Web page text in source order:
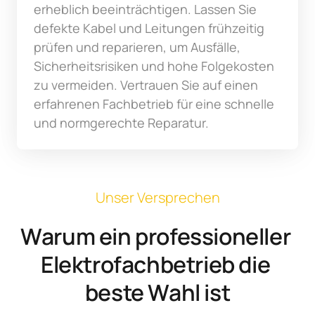
erheblich beeinträchtigen. Lassen Sie
defekte Kabel und Leitungen frühzeitig
prüfen und reparieren, um Ausfälle,
Sicherheitsrisiken und hohe Folgekosten
zu vermeiden. Vertrauen Sie auf einen
erfahrenen Fachbetrieb für eine schnelle
und normgerechte Reparatur.
Unser Versprechen
Warum ein professioneller
Elektrofachbetrieb die
beste Wahl ist